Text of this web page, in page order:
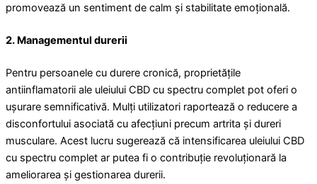
promovează un sentiment de calm și stabilitate emoțională.
2. Managementul durerii
Pentru persoanele cu durere cronică, proprietățile
antiinflamatorii ale uleiului CBD cu spectru complet pot oferi o
ușurare semnificativă. Mulți utilizatori raportează o reducere a
disconfortului asociată cu afecțiuni precum artrita și dureri
musculare. Acest lucru sugerează că intensificarea uleiului CBD
cu spectru complet ar putea fi o contribuție revoluționară la
ameliorarea și gestionarea durerii.